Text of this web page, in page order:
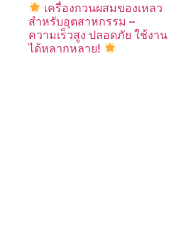
เครื่องกวนผสมของเหลว
สำหรับอุตสาหกรรม –
ความเร็วสูง ปลอดภัย ใช้งาน
ได้หลากหลาย!